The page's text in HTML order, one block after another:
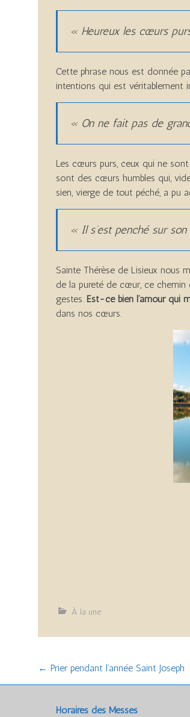
« Heureux les cœurs
Cette phrase nous est donnée
intentions qui est véritablement
« On ne fait pas de
Les cœurs purs, ceux qui ne
sont des cœurs humbles qui,
sien, vierge de tout péché, a pu
« Il s’est penché sur
Sainte Thérèse de Lisieux nous
de la pureté de cœur, ce chemin
gestes. Est-ce bien l’amour qui
dans nos cœurs.
À la une
Post
← Prier pendant l’année Saint Joseph
Horaires des Messes